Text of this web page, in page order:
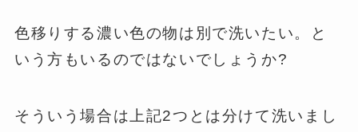
色移りする濃い色の物は別で洗いたい。と
いう方もいるのではないでしょうか?
そういう場合は上記2つとは分けて洗いまし